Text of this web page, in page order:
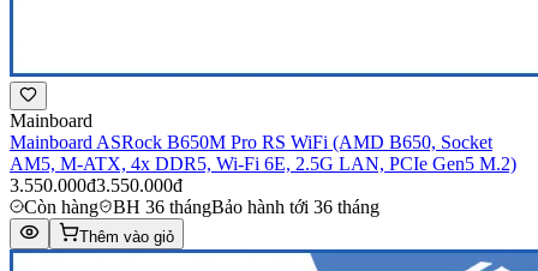
Mainboard
Mainboard ASRock B650M Pro RS WiFi (AMD B650, Socket
AM5, M-ATX, 4x DDR5, Wi-Fi 6E, 2.5G LAN, PCIe Gen5 M.2)
3.550.000đ3.550.000đ
Còn hàng
BH 36 thángBảo hành tới 36 tháng
Thêm vào giỏ